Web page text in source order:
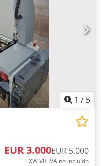
4350 mm/1470
1800 kg. Incluye 4
impresión de placas, así
la
para la impresión de
a la configuración
una visita para
Rlslhekr
1 / 5
EUR 3.000EUR 5.000
EXW VB IVA no incluído